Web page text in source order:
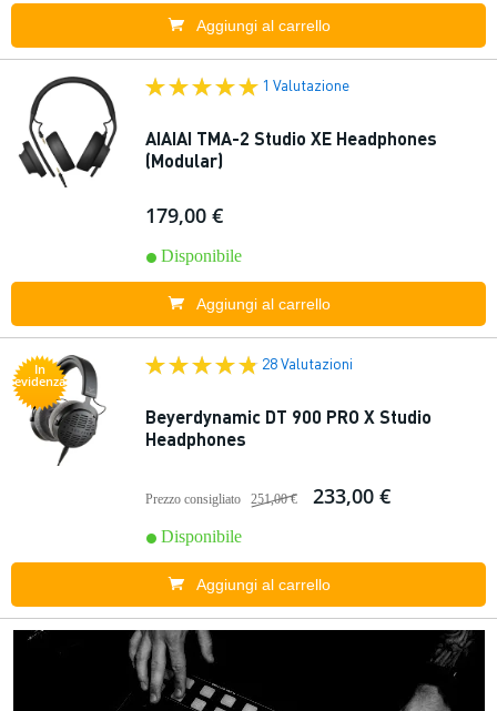
Aggiungi al carrello
1 Valutazione
AIAIAI TMA-2 Studio XE Headphones
(Modular)
179,00 €
Disponibile
Aggiungi al carrello
In
evidenza
28 Valutazioni
Beyerdynamic DT 900 PRO X Studio
Headphones
Prezzo consigliato 251,00 € 233,00 €
Disponibile
Aggiungi al carrello